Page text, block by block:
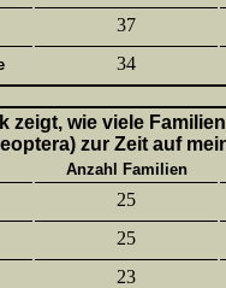
37
34
zeigt, wie viele
zur Zeit auf
Anzahl Familien
25
25
23